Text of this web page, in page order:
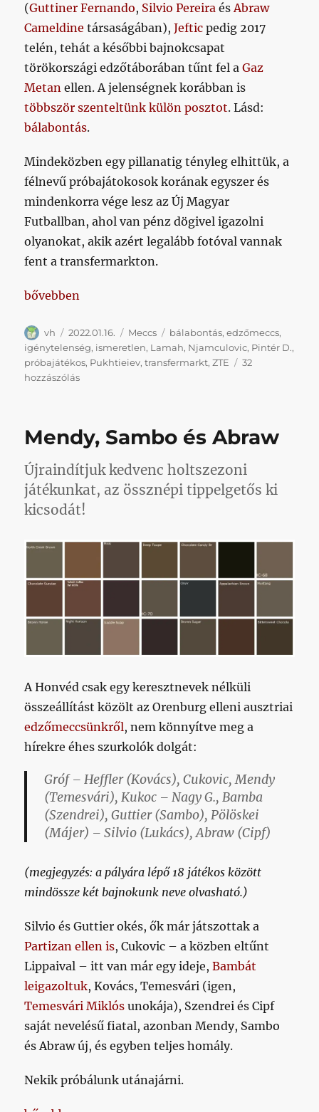
(Guttiner Fernando, Silvio Pereira ésAbraw
Cameldine társaságában),Jeftic pedig 2017
telén, tehát a későbbi bajnokcsapat
törökországi edzőtáborában tűnt fel aGaz
Metan ellen. A jelenségnek korábban is
többször szenteltünk külön posztot. Lásd:
bálabontás.
Mindeközben egy pillanatig tényleg elhittük, a
félnevű próbajátokosok korának egyszer és
mindenkorra vége lesz az Új Magyar
Futballban, ahol van pénz dögivel igazolni
olyanokat, akik azért legalább fotóval vannak
fent a transfermarkton.
„Emlékeztek még Jefticre, Sambora és Mendyre?”
bővebben
Szerző
vh Közzétéve
2022.01.16. Kategória
Meccs Címke
bálabontás,edzőmeccs,
igénytelenség, ismeretlen, Lamah, Njamculovic, Pintér D.,
próbajátékos, Pukhtieiev,transfermarkt,ZTE
32
hozzászólásEmlékeztek
és
Mendyre?
című
bejegyzéshez
Mendy, Sambo és Abraw
Újraindítjuk kedvenc holtszezoni
játékunkat, az össznépi tippelgetős ki
kicsodát!
A Honvéd csak egy keresztnevek nélküli
összeállítást közölt az Orenburg elleni ausztriai
edzőmeccsünkről, nem könnyítve meg a
hírekre éhes szurkolók dolgát:
Gróf – Heffler (Kovács), Cukovic, Mendy
(Temesvári), Kukoc – Nagy G., Bamba
(Szendrei), Guttier (Sambo), Pölöskei
(Májer) – Silvio (Lukács), Abraw (Cipf)
(megjegyzés: a pályára lépő 18 játékos között
mindössze két bajnokunk neve olvasható.)
Silvio és Guttier okés, ők már játszottak a
Partizan ellen is, Cukovic – a közben eltűnt
Lippaival – itt van már egy ideje,Bambát
leigazoltuk, Kovács, Temesvári (igen,
Temesvári Miklós unokája), Szendrei és Cipf
saját nevelésű fiatal, azonban Mendy, Sambo
és Abraw új, és egyben teljes homály.
Nekik próbálunk utánajárni.